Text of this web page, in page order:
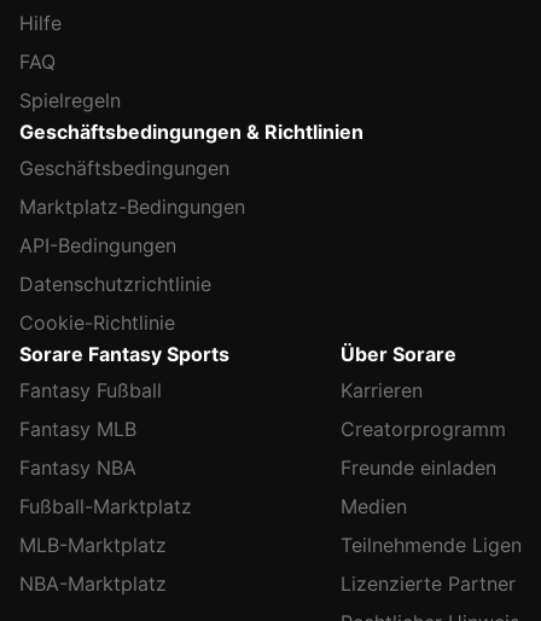
Hilfe
FAQ
Spielregeln
Geschäftsbedingungen & Richtlinien
Geschäftsbedingungen
Marktplatz-Bedingungen
API-Bedingungen
Datenschutzrichtlinie
Cookie-Richtlinie
Sorare Fantasy Sports
Fantasy Fußball
Fantasy MLB
Fantasy NBA
Fußball-Marktplatz
MLB-Marktplatz
NBA-Marktplatz
Über Sorare
Karrieren
Creatorprogramm
Freunde einladen
Medien
Teilnehmende Ligen
Lizenzierte Partner